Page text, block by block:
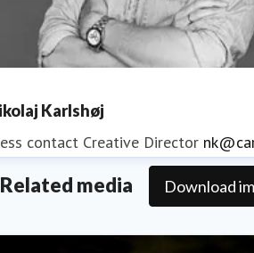
Karlshøj
contact Creative Director
Related media Download